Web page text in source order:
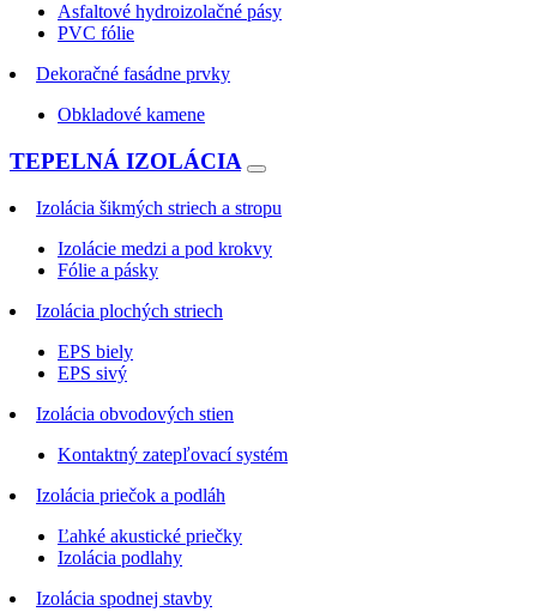
Asfaltové hydroizolačné pásy
PVC fólie
Dekoračné fasádne prvky
Obkladové kamene
TEPELNÁ IZOLÁCIA
Izolácia šikmých striech a stropu
Izolácie medzi a pod krokvy
Fólie a pásky
Izolácia plochých striech
EPS biely
EPS sivý
Izolácia obvodových stien
Kontaktný zatepľovací systém
Izolácia priečok a podláh
Ľahké akustické priečky
Izolácia podlahy
Izolácia spodnej stavby